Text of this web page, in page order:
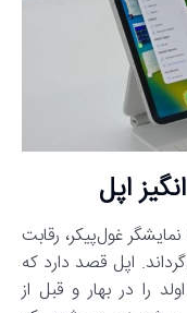
رسانه مدیاتی، آیپد ایر 2024 با نمایشگر غول‌پیکر، رقابت
اپل قصد دارد که
را در بهار و قبل از